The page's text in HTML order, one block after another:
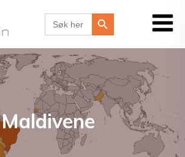
Search
for:
Search Button
Maldivene